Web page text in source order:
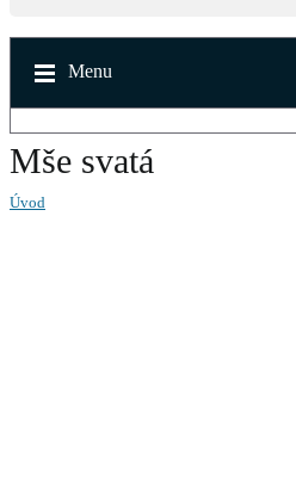
Menu
Mše svatá
Úvod